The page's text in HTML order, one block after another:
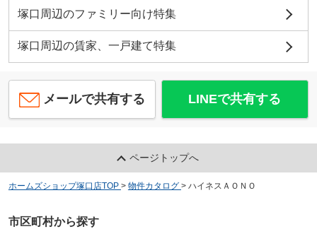
塚口周辺のファミリー向け特集
塚口周辺の賃家、一戸建て特集
メールで共有する LINEで共有する
ページトップへ
ホームズショップ塚口店TOP > 物件カタログ > ハイネスＡＯＮＯ
市区町村から探す